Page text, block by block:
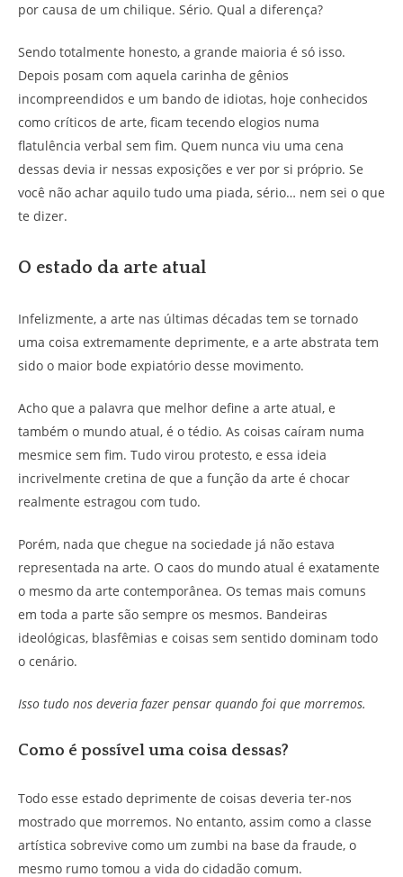
por causa de um chilique. Sério. Qual a diferença?
Sendo totalmente honesto, a grande maioria é só isso.
Depois posam com aquela carinha de gênios
incompreendidos e um bando de idiotas, hoje conhecidos
como críticos de arte, ficam tecendo elogios numa
flatulência verbal sem fim. Quem nunca viu uma cena
dessas devia ir nessas exposições e ver por si próprio. Se
você não achar aquilo tudo uma piada, sério… nem sei o que
te dizer.
O estado da arte atual
Infelizmente, a arte nas últimas décadas tem se tornado
uma coisa extremamente deprimente, e a arte abstrata tem
sido o maior bode expiatório desse movimento.
Acho que a palavra que melhor define a arte atual, e
também o mundo atual, é o tédio. As coisas caíram numa
mesmice sem fim. Tudo virou protesto, e essa ideia
incrivelmente cretina de que a função da arte é chocar
realmente estragou com tudo.
Porém, nada que chegue na sociedade já não estava
representada na arte. O caos do mundo atual é exatamente
o mesmo da arte contemporânea. Os temas mais comuns
em toda a parte são sempre os mesmos. Bandeiras
ideológicas, blasfêmias e coisas sem sentido dominam todo
o cenário.
Isso tudo nos deveria fazer pensar quando foi que morremos.
Como é possível uma coisa dessas?
Todo esse estado deprimente de coisas deveria ter-nos
mostrado que morremos. No entanto, assim como a classe
artística sobrevive como um zumbi na base da fraude, o
mesmo rumo tomou a vida do cidadão comum.